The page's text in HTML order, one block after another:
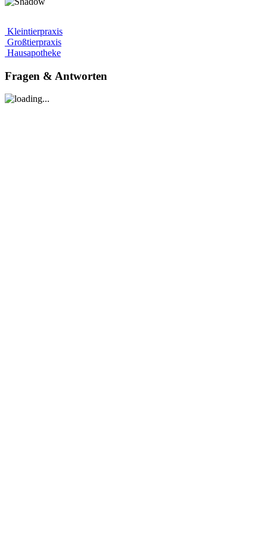
Kleintierpraxis
Großtierpraxis
Hausapotheke
Fragen & Antworten